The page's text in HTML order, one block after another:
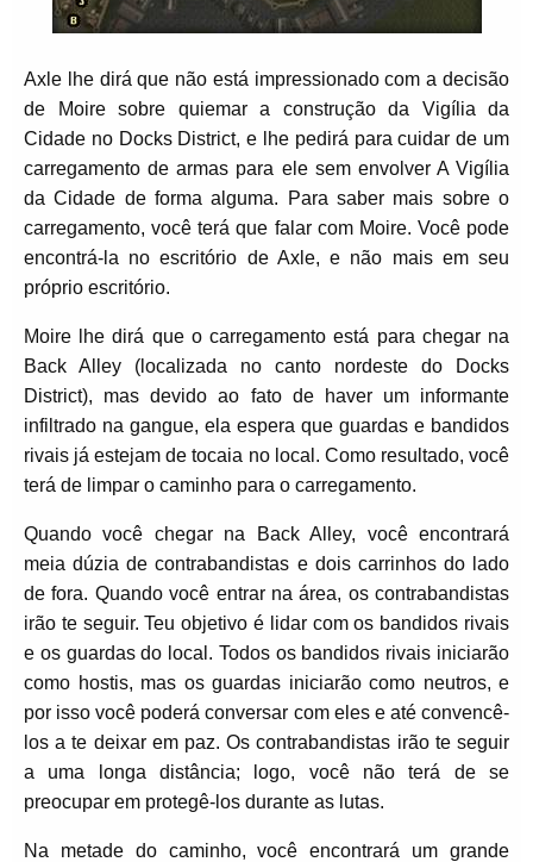
Axle lhe dirá que não está impressionado com a decisão
de Moire sobre quiemar a construção da Vigília da
Cidade no Docks District, e lhe pedirá para cuidar de um
carregamento de armas para ele sem envolver A Vigília
da Cidade de forma alguma. Para saber mais sobre o
carregamento, você terá que falar com Moire. Você pode
encontrá-la no escritório de Axle, e não mais em seu
próprio escritório.
Moire lhe dirá que o carregamento está para chegar na
Back Alley (localizada no canto nordeste do Docks
District), mas devido ao fato de haver um informante
infiltrado na gangue, ela espera que guardas e bandidos
rivais já estejam de tocaia no local. Como resultado, você
terá de limpar o caminho para o carregamento.
Quando você chegar na Back Alley, você encontrará
meia dúzia de contrabandistas e dois carrinhos do lado
de fora. Quando você entrar na área, os contrabandistas
irão te seguir. Teu objetivo é lidar com os bandidos rivais
e os guardas do local. Todos os bandidos rivais iniciarão
como hostis, mas os guardas iniciarão como neutros, e
por isso você poderá conversar com eles e até convencê-
los a te deixar em paz. Os contrabandistas irão te seguir
a uma longa distância; logo, você não terá de se
preocupar em protegê-los durante as lutas.
Na metade do caminho, você encontrará um grande